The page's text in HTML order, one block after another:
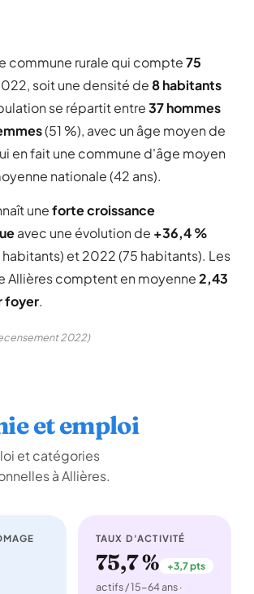
commune rurale qui compte75
soit une densité de8 habitants
se répartit entre37 hommes
(51 %), avec un âge moyen de
en fait une commune d'âge moyen
nationale (42 ans).
uneforte croissance
avec une évolution de +36,4 %
habitants) et 2022 (75 habitants). Les
Allières comptent en moyenne2,43
foyer.
2022)
et emploi
et catégories
à Allières.
TAUX D'ACTIVITÉ
75,7 % +3,7 pts
actifs / 15-64 ans ·